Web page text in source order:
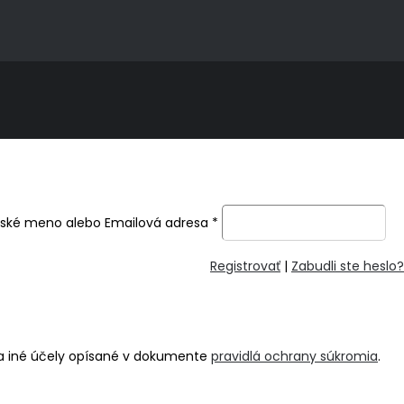
meno alebo Emailová adresa *
Registrovať | Zabudli ste heslo?
iné účely opísané v dokumente pravidlá ochrany súkromia.